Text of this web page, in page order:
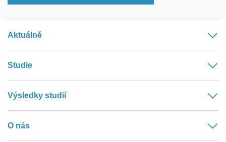
Aktuálně
Studie
Výsledky studií
O nás